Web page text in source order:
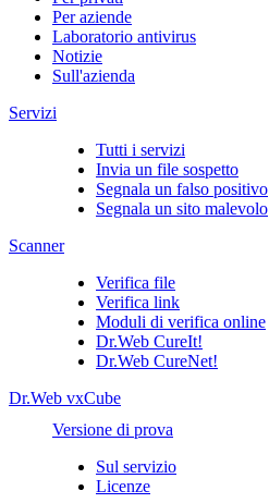
Per aziende
Laboratorio antivirus
Notizie
Sull'azienda
Servizi
Tutti i servizi
Invia un file sospetto
Segnala un falso positivo
Segnala un sito malevolo
Scanner
Verifica file
Verifica link
Moduli di verifica online
Dr.Web CureIt!
Dr.Web CureNet!
Dr.Web vxCube
Versione di prova
Sul servizio
Licenze